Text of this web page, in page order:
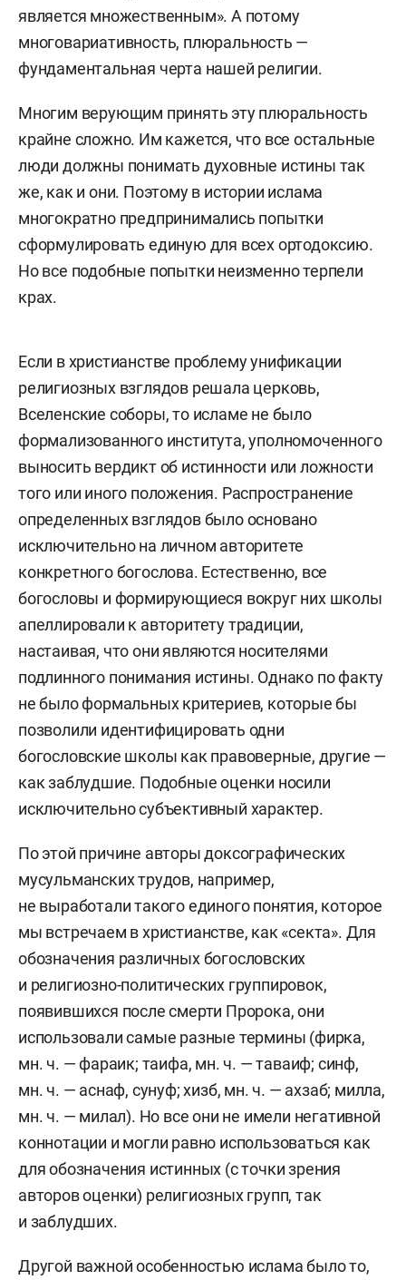
является множественным». А потому
многовариативность, плюральность —
фундаментальная черта нашей религии.
Многим верующим принять эту плюральность
крайне сложно. Им кажется, что все остальные
люди должны понимать духовные истины так
же, как и они. Поэтому в истории ислама
многократно предпринимались попытки
сформулировать единую для всех ортодоксию.
Но все подобные попытки неизменно терпели
крах.
Если в христианстве проблему унификации
религиозных взглядов решала церковь,
Вселенские соборы, то исламе не было
формализованного института, уполномоченного
выносить вердикт об истинности или ложности
того или иного положения. Распространение
определенных взглядов было основано
исключительно на личном авторитете
конкретного богослова. Естественно, все
богословы и формирующиеся вокруг них школы
апеллировали к авторитету традиции,
настаивая, что они являются носителями
подлинного понимания истины. Однако по факту
не было формальных критериев, которые бы
позволили идентифицировать одни
богословские школы как правоверные, другие —
как заблудшие. Подобные оценки носили
исключительно субъективный характер.
По этой причине авторы доксографических
мусульманских трудов, например,
не выработали такого единого понятия, которое
мы встречаем в христианстве, как «секта». Для
обозначения различных богословских
и религиозно-политических группировок,
появившихся после смерти Пророка, они
использовали самые разные термины (фирка,
мн. ч. — фараик; таифа, мн. ч. — таваиф; синф,
мн. ч. — аснаф, сунуф; хизб, мн. ч. — ахзаб; милла,
мн. ч. — милал). Но все они не имели негативной
коннотации и могли равно использоваться как
для обозначения истинных (с точки зрения
авторов оценки) религиозных групп, так
и заблудших.
Другой важной особенностью ислама было то,